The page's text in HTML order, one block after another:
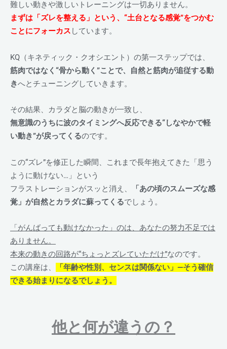
難しい動きや激しいトレーニングは一切ありません。
まずは「ズレを整える」という、“土台となる感覚”をつかむ
ことにフォーカス しています。
KQ（キネティック・クオシエント）の第一ステップでは、
筋肉ではなく“骨から動く”ことで、自然と筋肉が追従する動
きへとチューニングしていきます。
その結果、カラダと脳の動きが一致し、
無意識のうちに波のタイミングへ反応できる“しなやかで軽
い動き”が戻ってくるのです。
この“ズレ”を修正した瞬間、これまで長年抱えてきた「思う
ように動けない…」という
フラストレーションがスッと消え、
「あの頃のスムーズな感
覚」が自然とカラダに蘇ってくるでしょう。
「がんばっても動けなかった」のは、あなたの努力不足では
ありません。
本来の動きの回路が“ちょっとズレていただけ”なのです。
この講座は、
「年齢や性別、センスは関係ない」—そう確信
できる始まりになるでしょう。
他と何が違うの？